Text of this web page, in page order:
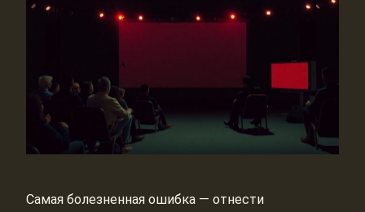
Самая болезненная ошибка — отнести